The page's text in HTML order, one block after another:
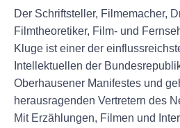
Der Schriftsteller, Filmemacher,
Filmtheoretiker, Film- und
Kluge ist einer der
Intellektuellen der
Oberhausener Manifestes und
herausragenden Vertretern des
Mit Erzählungen, Filmen und